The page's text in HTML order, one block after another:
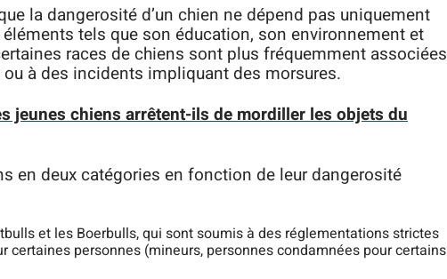
la dangerosité d’un chien ne dépend pas uniquement
tels que son éducation, son environnement et
races de chiens sont plus fréquemment associées
à des incidents impliquant des morsures.
jeunes chiens arrêtent-ils de mordiller les objets du
en deux catégories en fonction de leur dangerosité
et les Boerbulls, qui sont soumis à des réglementations strictes
certaines personnes (mineurs, personnes condamnées pour certains